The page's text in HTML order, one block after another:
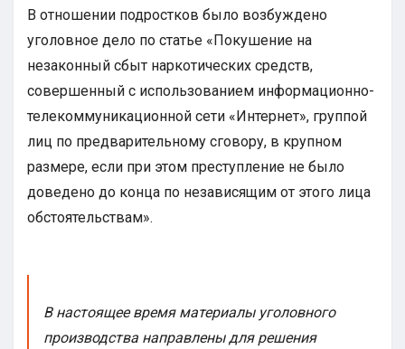
В отношении подростков было возбуждено
уголовное дело по статье «Покушение на
незаконный сбыт наркотических средств,
совершенный с использованием информационно-
телекоммуникационной сети «Интернет», группой
лиц по предварительному сговору, в крупном
размере, если при этом преступление не было
доведено до конца по независящим от этого лица
обстоятельствам».
В настоящее время материалы уголовного
производства направлены для решения